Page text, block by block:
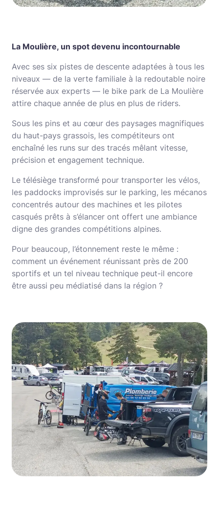
La Moulière, un spot devenu incontournable
Avec ses six pistes de descente adaptées à tous les
niveaux — de la verte familiale à la redoutable noire
réservée aux experts — le bike park de La Moulière
attire chaque année de plus en plus de riders.
Sous les pins et au cœur des paysages magnifiques
du haut-pays grassois, les compétiteurs ont
enchaîné les runs sur des tracés mêlant vitesse,
précision et engagement technique.
Le télésiège transformé pour transporter les vélos,
les paddocks improvisés sur le parking, les mécanos
concentrés autour des machines et les pilotes
casqués prêts à s’élancer ont offert une ambiance
digne des grandes compétitions alpines.
Pour beaucoup, l’étonnement reste le même :
comment un événement réunissant près de 200
sportifs et un tel niveau technique peut-il encore
être aussi peu médiatisé dans la région ?